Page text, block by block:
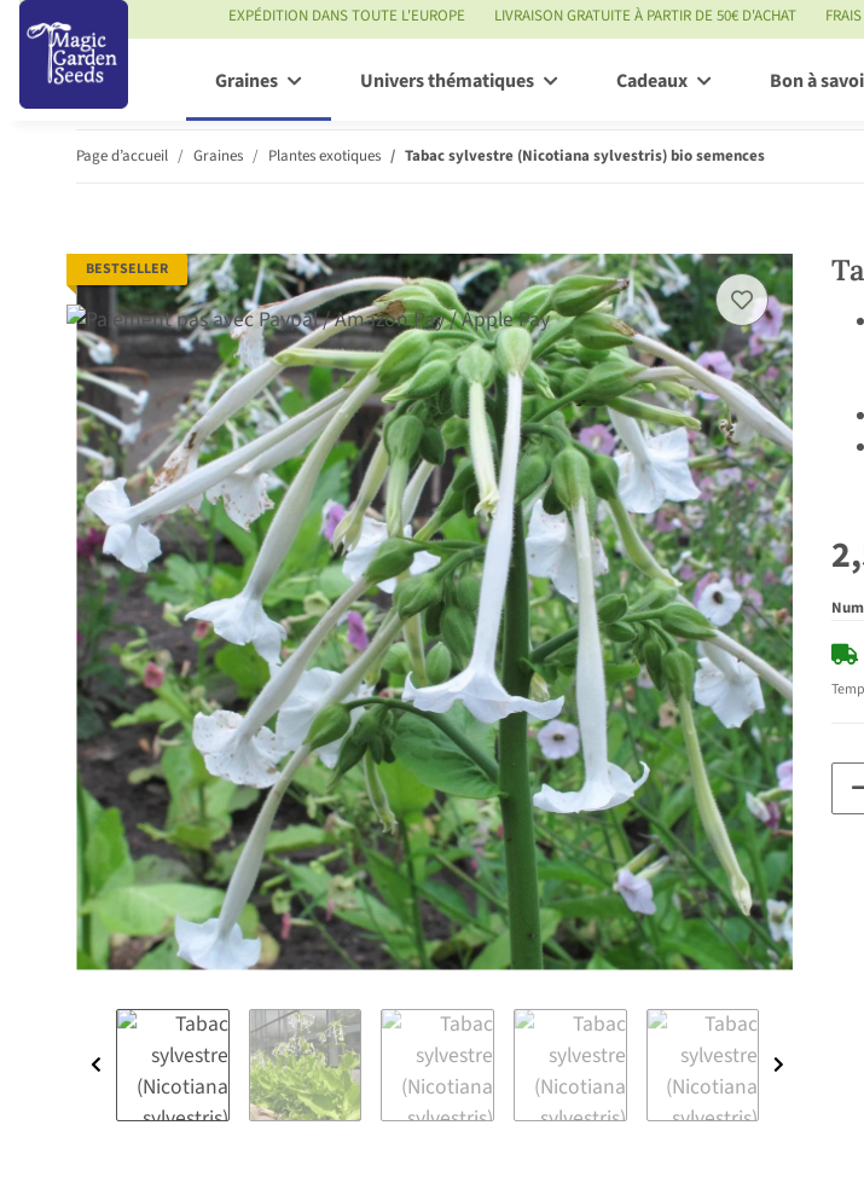
EXPÉDITION DANS TOUTE L'EUROPE LIVRAISON GRATUITE À PARTIR DE 50€ D'ACHAT
Graines Univers thématiques Cadeaux Bon à
Page d’accueil Graines Plantes exotiques Tabac sylvestre (Nicotiana sylvestris) bio semences
BESTSELLER